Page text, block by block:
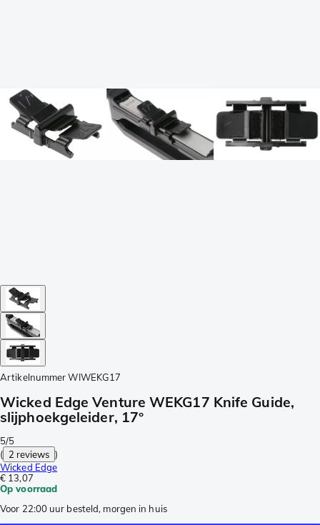
Artikelnummer WIWEKG17
Wicked Edge Venture WEKG17 Knife Guide,
slijphoekgeleider, 17°
5/5
( 2 reviews )
Wicked Edge
€ 13,07
Op voorraad
Voor 22:00 uur besteld, morgen in huis